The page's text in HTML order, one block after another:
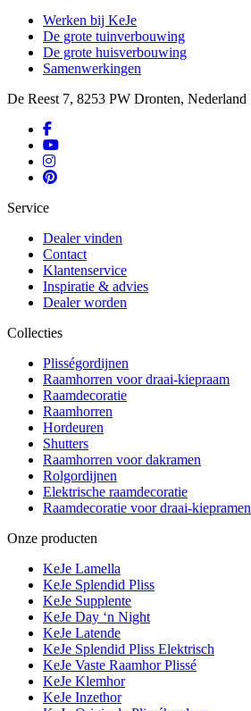
Werken bij KeJe
De grote tuinverbouwing
De grote huisverbouwing
Samenwerkingen
De Reest 7, 8253 PW Dronten, Nederland
Service
Dealer vinden
Contact
Klantenservice
Inspiratie & advies
Dealer worden
Collecties
Plisségordijnen
Raamhorren voor draai-kiepraam
Raamdecoratie
Raamhorren
Hordeuren
Shutters
Raamhorren voor dakramen
Rolgordijnen
Elektrische raamdecoratie
Raamdecoratie voor draai-kiepramen
Onze producten
KeJe Lamella
KeJe Splendid Pliss
KeJe Supplente
KeJe Day ‘n Night
KeJe Latende
KeJe Splendid Pliss Elektrisch
KeJe Vaste Raamhor Plissé
KeJe Klemhor
KeJe Inzethor